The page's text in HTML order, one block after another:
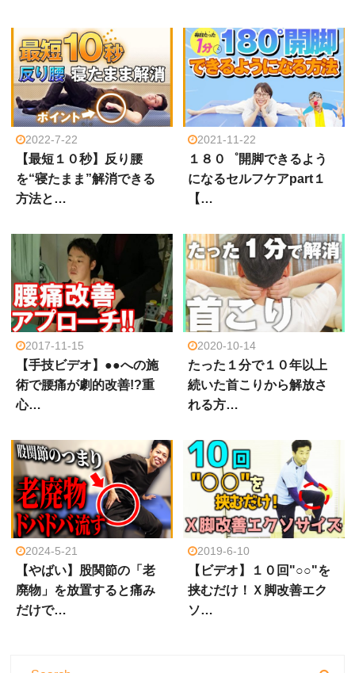
2022-7-22
【最短１０秒】反り腰
を“寝たまま”解消できる
方法と…
2021-11-22
１８０゜開脚できるよう
になるセルフケアpart１
【…
2017-11-15
【手技ビデオ】●●への施
術で腰痛が劇的改善!?重
心…
2020-10-14
たった１分で１０年以上
続いた首こりから解放さ
れる方…
2024-5-21
【やばい】股関節の「老
廃物」を放置すると痛み
だけで…
2019-6-10
【ビデオ】１０回"○○"を
挟むだけ！Ｘ脚改善エク
ソ…